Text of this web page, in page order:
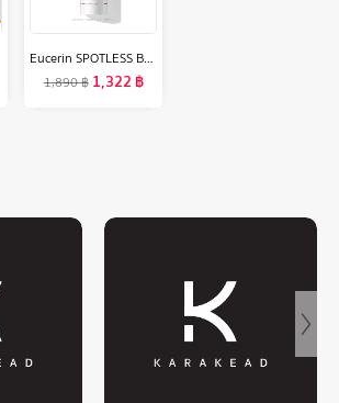
Eucerin SPOTLESS BRIGHTENING DAY SPF30 50 ML ยูเซอริน สปอตเลส ไบรท์เทนนิ่ง เดย์ ฟลูอิด ครีมบำรุงผิวหน้า
1,890฿ 1,322฿